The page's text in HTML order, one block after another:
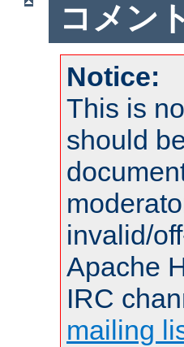
コメン
Notice:
This is
should
invalid/
Apache
IRC
mailing